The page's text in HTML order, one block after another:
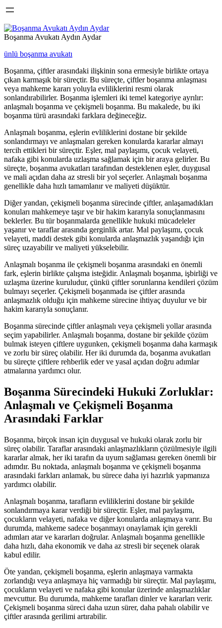
Boşanma Avukatı Aydın Aydar
ünlü boşanma avukatı
Boşanma, çiftler arasındaki ilişkinin sona ermesiyle birlikte ortaya
çıkan karmaşık bir süreçtir. Bu süreçte, çiftler boşanma anlaşması
veya mahkeme kararı yoluyla evliliklerini resmi olarak
sonlandırabilirler. Boşanma işlemleri iki temel kategoriye ayrılır:
anlaşmalı boşanma ve çekişmeli boşanma. Bu makalede, bu iki
boşanma türü arasındaki farklara değineceğiz.
Anlaşmalı boşanma, eşlerin evliliklerini dostane bir şekilde
sonlandırmayı ve anlaşmaları gereken konularda kararlar almayı
tercih ettikleri bir süreçtir. Eşler, mal paylaşımı, çocuk velayeti,
nafaka gibi konularda uzlaşma sağlamak için bir araya gelirler. Bu
süreçte, boşanma avukatları tarafından desteklenen eşler, duygusal
ve mali açıdan daha az stresli bir yol seçerler. Anlaşmalı boşanma
genellikle daha hızlı tamamlanır ve maliyeti düşüktür.
Diğer yandan, çekişmeli boşanma sürecinde çiftler, anlaşamadıkları
konuları mahkemeye taşır ve bir hakim kararıyla sonuçlanmasını
beklerler. Bu tür boşanmalarda genellikle hukuki mücadeleler
yaşanır ve taraflar arasında gerginlik artar. Mal paylaşımı, çocuk
velayeti, maddi destek gibi konularda anlaşmazlık yaşandığı için
süreç uzayabilir ve maliyeti yükselebilir.
Anlaşmalı boşanma ile çekişmeli boşanma arasındaki en önemli
fark, eşlerin birlikte çalışma isteğidir. Anlaşmalı boşanma, işbirliği ve
uzlaşma üzerine kuruludur, çünkü çiftler sorunlarına kendileri çözüm
bulmayı seçerler. Çekişmeli boşanmada ise çiftler arasında
anlaşmazlık olduğu için mahkeme sürecine ihtiyaç duyulur ve bir
hakim kararıyla sonuçlanır.
Boşanma sürecinde çiftler anlaşmalı veya çekişmeli yollar arasında
seçim yapabilirler. Anlaşmalı boşanma, dostane bir şekilde çözüm
bulmak isteyen çiftlere uygunken, çekişmeli boşanma daha karmaşık
ve zorlu bir süreç olabilir. Her iki durumda da, boşanma avukatları
bu süreçte çiftlere rehberlik eder ve yasal açıdan doğru adımlar
atmalarına yardımcı olur.
Boşanma Sürecindeki Hukuki Zorluklar:
Anlaşmalı ve Çekişmeli Boşanma
Arasındaki Farklar
Boşanma, birçok insan için duygusal ve hukuki olarak zorlu bir
süreç olabilir. Taraflar arasındaki anlaşmazlıkların çözülmesiyle ilgili
kararlar almak, her iki tarafın da uyum sağlaması gereken önemli bir
adımdır. Bu noktada, anlaşmalı boşanma ve çekişmeli boşanma
arasındaki farkları anlamak, bu sürece daha iyi hazırlık yapmanıza
yardımcı olabilir.
Anlaşmalı boşanma, tarafların evliliklerini dostane bir şekilde
sonlandırmaya karar verdiği bir süreçtir. Eşler, mal paylaşımı,
çocukların velayeti, nafaka ve diğer konularda anlaşmaya varır. Bu
durumda, mahkeme sadece boşanmayı onaylamak için gerekli
adımları atar ve kararları doğrular. Anlaşmalı boşanma genellikle
daha hızlı, daha ekonomik ve daha az stresli bir seçenek olarak
kabul edilir.
Öte yandan, çekişmeli boşanma, eşlerin anlaşmaya varmakta
zorlandığı veya anlaşmaya hiç varmadığı bir süreçtir. Mal paylaşımı,
çocukların velayeti ve nafaka gibi konular üzerinde anlaşmazlıklar
mevcuttur. Bu durumda, mahkeme tarafları dinler ve kararları verir.
Çekişmeli boşanma süreci daha uzun sürer, daha pahalı olabilir ve
çiftler arasında gerilimi artırabilir.